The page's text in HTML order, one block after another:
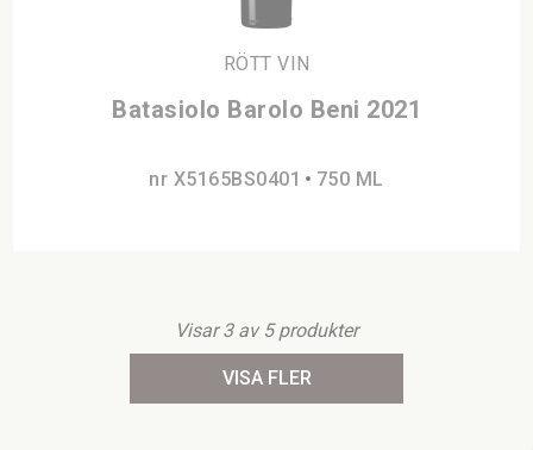
RÖTT VIN
Batasiolo Barolo Beni 2021
nr X5165BS0401 750 ML
Visar3av 5produkter
VISA FLER